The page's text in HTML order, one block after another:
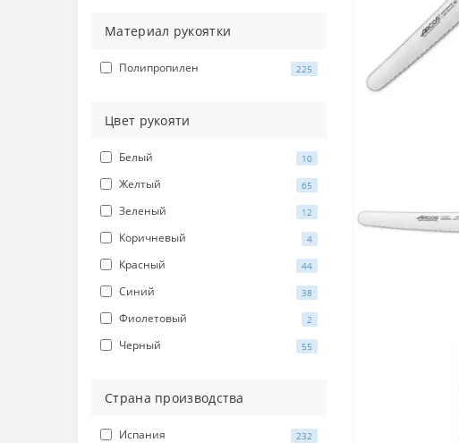
Материал рукоятки
Полипропилен 225
Цвет рукояти
Белый 10
Желтый 65
Зеленый 12
Коричневый 4
Красный 44
Синий 38
Фиолетовый 2
Черный 55
Страна производства
Испания 232